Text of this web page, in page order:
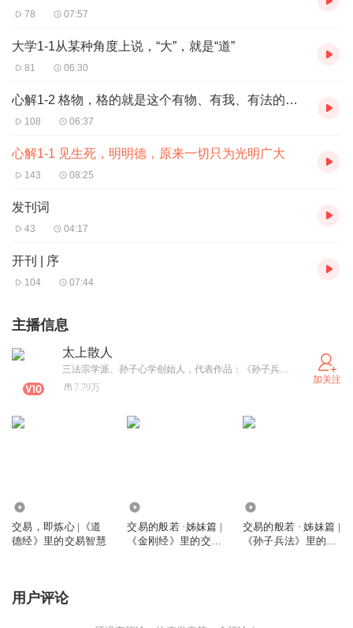
78 07:57
大学1-1从某种角度上说，“大”，就是“道”
81 06:30
心解1-2 格物，格的就是这个有物、有我、有法的对峙心
108 06:37
心解1-1 见生死，明明德，原来一切只为光明广大
143 08:25
发刊词
43 04:17
开刊 | 序
104 07:44
主播信息
太上散人
三法宗学派、孙子心学创始人，代表作品：《孙子兵法说什么》《交易的般若》《太上心解 大学·中庸·道德经·心经》《孙子的闭环》《孙子的杠杆》《孙子心学三部曲》等
7.79万
加关注
交易，即炼心 |《道
德经》里的交易智慧
交易的般若 ·姊妹篇 |
《金刚经》里的交易
交易的般若 · 姊妹篇 |
《孙子兵法》里的交
用户评论